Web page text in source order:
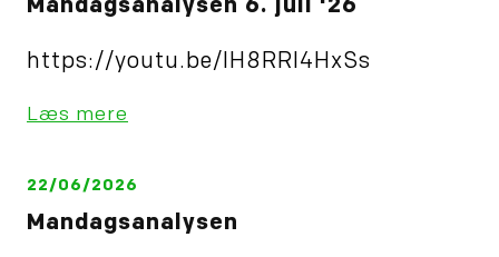
Mandagsanalysen 6. juli '26
https://youtu.be/IH8RRl4HxSs
Læs mere
22/06/2026
Mandagsanalysen